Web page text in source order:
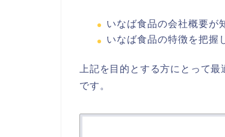
いなば食品の会社概要が
いなば食品の特徴を把握
上記を目的とする方にとって
です。